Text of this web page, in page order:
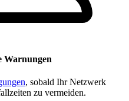
Warnungen
, sobald Ihr Netzwerk
zu vermeiden.